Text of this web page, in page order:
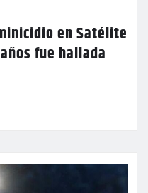
en Satélite
fue hallada